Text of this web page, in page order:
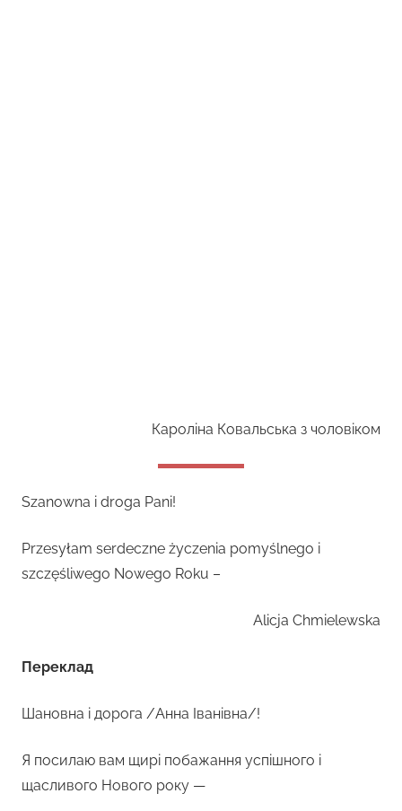
Кароліна Ковальська з чоловіком
Szanowna i droga Pani!
Przesyłam serdeczne życzenia pomyślnego i
szczęśliwego Nowego Roku –
Alicja Chmielewska
Переклад
Шановна і дорога /Анна Іванівна/!
Я посилаю вам щирі побажання успішного і
щасливого Нового року —